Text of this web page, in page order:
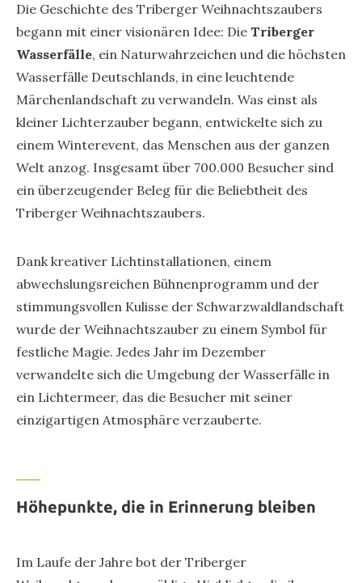
Die Geschichte des Triberger Weihnachtszaubers
begann mit einer visionären Idee: Die Triberger
Wasserfälle, ein Naturwahrzeichen und die höchsten
Wasserfälle Deutschlands, in eine leuchtende
Märchenlandschaft zu verwandeln. Was einst als
kleiner Lichterzauber begann, entwickelte sich zu
einem Winterevent, das Menschen aus der ganzen
Welt anzog. Insgesamt über 700.000 Besucher sind
ein überzeugender Beleg für die Beliebtheit des
Triberger Weihnachtszaubers.
Dank kreativer Lichtinstallationen, einem
abwechslungsreichen Bühnenprogramm und der
stimmungsvollen Kulisse der Schwarzwaldlandschaft
wurde der Weihnachtszauber zu einem Symbol für
festliche Magie. Jedes Jahr im Dezember
verwandelte sich die Umgebung der Wasserfälle in
ein Lichtermeer, das die Besucher mit seiner
einzigartigen Atmosphäre verzauberte.
Höhepunkte, die in Erinnerung bleiben
Im Laufe der Jahre bot der Triberger